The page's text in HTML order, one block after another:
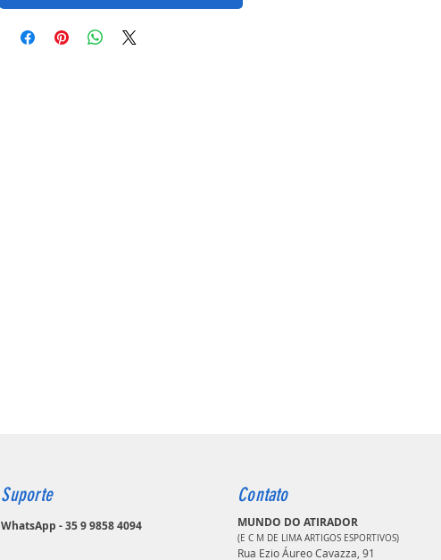
Suporte
WhatsApp - 35 9 9858 4094
Contato
MUNDO DO ATIRADOR
(E C M DE LIMA ARTIGOS ESPORTIVOS)
Rua Ezio Áureo Cavazza, 91